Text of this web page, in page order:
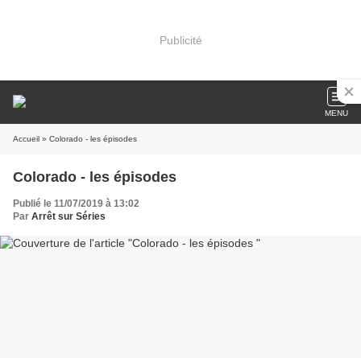
Publicité
MENU
Accueil » Colorado - les épisodes
Colorado - les épisodes
Publié le 11/07/2019 à 13:02
Par Arrêt sur Séries